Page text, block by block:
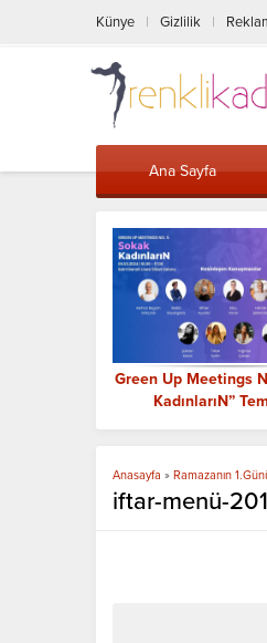
Künye Gizlilik
Ana Sayfa
Green Up Meetings
KadınlarıN”
Anasayfa » Ramazanın
iftar-menü-